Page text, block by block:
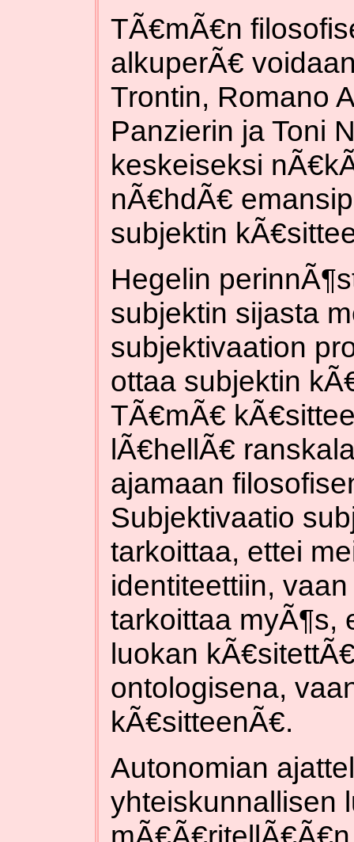
TÃ€mÃ€n
alkuperÃ€
Trontin, Romano
Panzierin ja Toni
keskeiseksi
nÃ€hdÃ€
subjektin
Hegelin
subjektin sijasta
subjektivaation
ottaa subjektin
TÃ€mÃ€
lÃ€hellÃ€
ajamaan
Subjektivaatio
tarkoittaa, ettei
identiteettiin,
tarkoittaa myÃ¶s,
luokan
ontologisena,
kÃ€sitteenÃ€.
Autonomian
yhteiskunnallisen